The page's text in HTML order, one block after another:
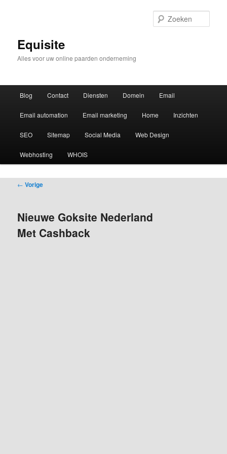
Equisite
Alles voor uw online paarden onderneming
Blog Contact Diensten Domein Email
Email automation Email marketing Home Inzichten
SEO Sitemap Social Media Web Design
Webhosting WHOIS
Bericht
← Vorige
Nieuwe Goksite Nederland
Met Cashback